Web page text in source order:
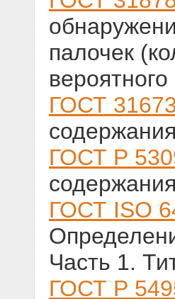
палочек
ГОСТ
ГОСТ Р
ГОСТ ISO
Часть 1.
ГОСТ Р